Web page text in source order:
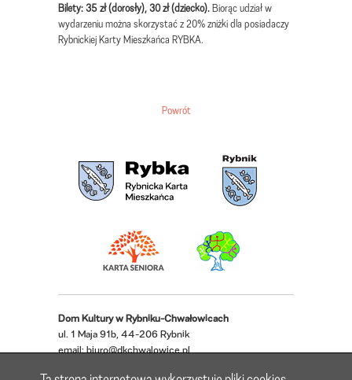
Bilety: 35 zł (dorosły), 30 zł (dziecko).Biorąc udział w
wydarzeniu można skorzystać z 20% zniżki dla posiadaczy
Rybnickiej Karty Mieszkańca RYBKA.
Powrót
Dom Kultury w Rybniku-Chwałowicach
ul. 1 Maja 91b, 44-206 Rybnik
email:biuro@dkchwalowice.pl